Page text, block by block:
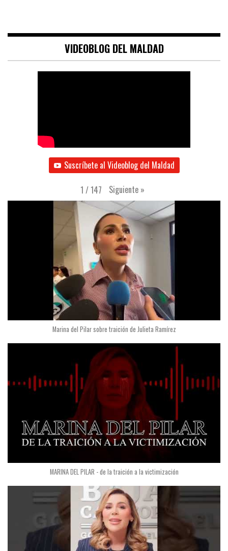
VIDEOBLOG DEL MALDAD
Suscríbete al Videoblog del Maldad
1 /147 Siguiente »
Marina del Pilar sobre traición de Julieta Ramírez
MARINA DEL PILAR - de la traición a la victimización